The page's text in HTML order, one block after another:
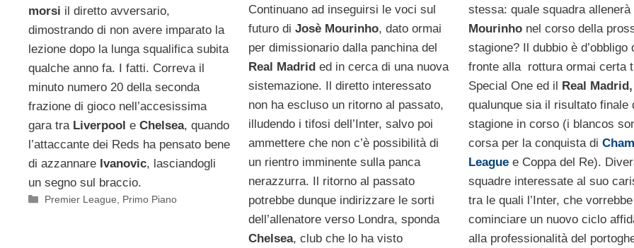
morsi il diretto avversario,
dimostrando di non avere imparato la
lezione dopo la lunga squalifica subita
qualche anno fa. I fatti. Correva il
minuto numero 20 della seconda
frazione di gioco nell’accesissima
gara tra Liverpool e Chelsea, quando
l’attaccante dei Reds ha pensato bene
di azzannare Ivanovic, lasciandogli
un segno sul braccio.
Categorie
Premier League Primo Piano
Continuano ad inseguirsi le voci sul
futuro di Josè Mourinho, dato ormai
per dimissionario dalla panchina del
Real Madrid ed in cerca di una nuova
sistemazione. Il diretto interessato
non ha escluso un ritorno al passato,
illudendo i tifosi dell’Inter, salvo poi
ammettere che non c’è possibilità di
un rientro imminente sulla panca
nerazzurra. Il ritorno al passato
potrebbe dunque indirizzare le sorti
dell’allenatore verso Londra, sponda
Chelsea, club che lo ha visto
stessa: quale squadra allenerà
Mourinhonel corso della
stagione? Il dubbio è d’obbligo
fronte alla rottura ormai certa
Special One ed il
Real Madrid,
qualunque sia il risultato finale
stagione in corso (i blancos
corsa per la conquista di
Leaguee Coppa del Re).
squadre interessate al suo
tra le quali l’Inter, che vorrebbe
cominciare un nuovo ciclo
alla professionalità del